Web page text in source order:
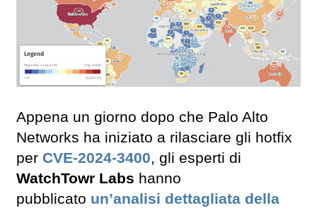
Appena un giorno dopo che Palo Alto
Networks ha iniziato a rilasciare gli hotfix
per CVE-2024-3400, gli esperti di
WatchTowr Labs hanno
pubblicato un’analisi dettagliata della